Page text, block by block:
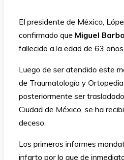
El presidente de México,
confirmado que Miguel
fallecido a la edad de 63 años.
Luego de ser atendido este
de Traumatología y
posteriormente ser
Ciudad de México, se ha
deceso.
Los primeros informes
infarto por lo que de